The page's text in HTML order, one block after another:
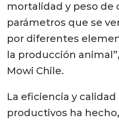
mortalidad y peso de
parámetros que se
por diferentes
la producción
Mowi Chile.
La eficiencia y
productivos ha